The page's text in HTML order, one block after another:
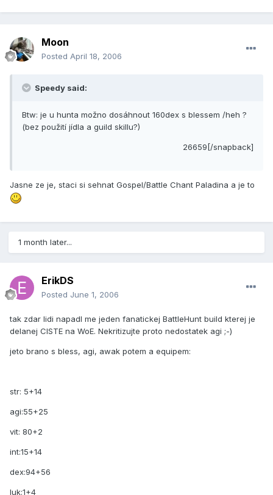
Moon
Posted April 18, 2006
Speedy said:
Btw: je u hunta možno dosáhnout 160dex s blessem /heh ?
(bez použití­ jí­dla a guild skillu?)
26659[/snapback]
Jasne ze je, staci si sehnat Gospel/Battle Chant Paladina a je to
1 month later...
ErikDS
Posted June 1, 2006
tak zdar lidi napadl me jeden fanatickej BattleHunt build kterej je
delanej CISTE na WoE. Nekritizujte proto nedostatek agi ;-)
jeto brano s bless, agi, awak potem a equipem:
str: 5+14
agi:55+25
vit: 80+2
int:15+14
dex:94+56
luk:1+4